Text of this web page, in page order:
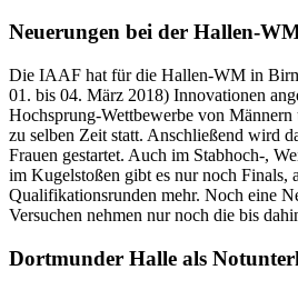
Neuerungen bei der Hallen-
Die IAAF hat für die Hallen-WM in
01. bis 04. März 2018) Innovationen
Hochsprung-Wettbewerbe von Männern
zu selben Zeit statt. Anschließend wird
Frauen gestartet. Auch im Stabhoch-,
im Kugelstoßen gibt es nur noch Finals,
Qualifikationsrunden mehr. Noch eine
Versuchen nehmen nur noch die bis
Dortmunder Halle als